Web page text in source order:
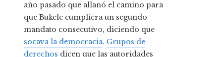
año pasado que allanó el camino para
que Bukele cumpliera un segundo
mandato consecutivo, diciendo que
socava la democracia. Grupos de
derechos dicen que las autoridades